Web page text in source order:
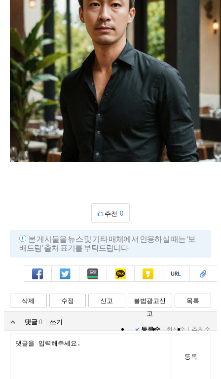
추천 0
본 게시물을 뉴스 및 기타 매체에서 인용하실 때는 '보
배드림' 출처 표기를 부탁드립니다
페북 트윗 밴드 카톡 카스 복사 스크랩
삭제 수정 신고
불법광고신
고
목록
댓글 0
쓰기
등록순
최신순 추천순
등록